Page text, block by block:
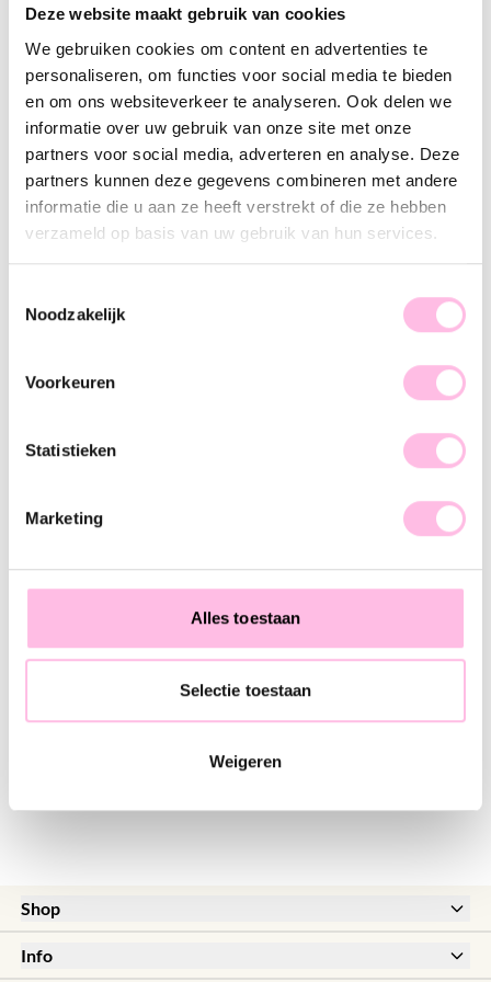
Deze website maakt gebruik van cookies
We gebruiken cookies om content en advertenties te
personaliseren, om functies voor social media te bieden
en om ons websiteverkeer te analyseren. Ook delen we
informatie over uw gebruik van onze site met onze
partners voor social media, adverteren en analyse. Deze
partners kunnen deze gegevens combineren met andere
informatie die u aan ze heeft verstrekt of die ze hebben
verzameld op basis van uw gebruik van hun services.
Noodzakelijk
Voorkeuren
Statistieken
Marketing
Alles toestaan
Selectie toestaan
Weigeren
Nude
•⁠ ⁠Free shipping from €35,-
•⁠ Please note: shipping from €1.95
•⁠ ⁠Premium stainless steel
Description Features SKU
Obsessed with armcandy … This bracelet is the perfect basic
various patterns and colors. We are in love, you too? Shop
€14.95 €18.95
Satin bracelet with rings – sand/gold
€11.95
Shop
New
Sale
Info